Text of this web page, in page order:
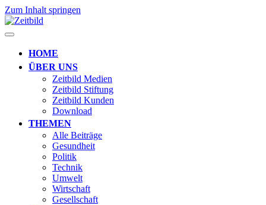
Zum Inhalt springen
HOME
ÜBER UNS
Zeitbild Medien
Zeitbild Stiftung
Zeitbild Kunden
Download
THEMEN
Alle Beiträge
Gesundheit
Politik
Technik
Umwelt
Wirtschaft
Gesellschaft